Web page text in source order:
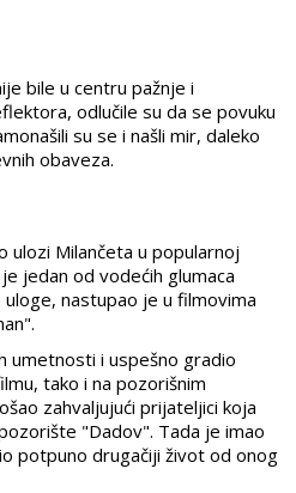
bile u centru pažnje i
odlučile su da se povuku
su se i našli mir, daleko
obaveza.
ulozi Milančeta u popularnoj
jedan od vodećih glumaca
nastupao je u filmovima
umetnosti i uspešno gradio
tako i na pozorišnim
zahvaljujući prijateljici koja
"Dadov". Tada je imao
potpuno drugačiji život od onog